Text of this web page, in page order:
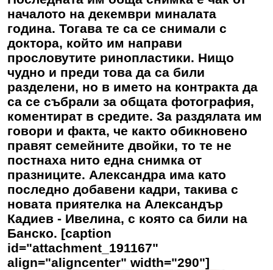
началото на декември миналата
година. Тогава те са се снимали с
доктора, който им направи
прословутите ринопластики. Нищо
чудно и преди това да са били
разделени, но в името на контракта да
са се събрали за общата фотография,
коментират в средите. За раздялата им
говори и факта, че както обикновено
правят семейните двойки, то те не
постнаха нито една снимка от
празниците. Александра има като
последно добавени кадри, такива с
новата приятелка на Александър
Кадиев - Ивелина, с която са били на
Банско. [caption
id="attachment_191167"
align="aligncenter" width="290"]